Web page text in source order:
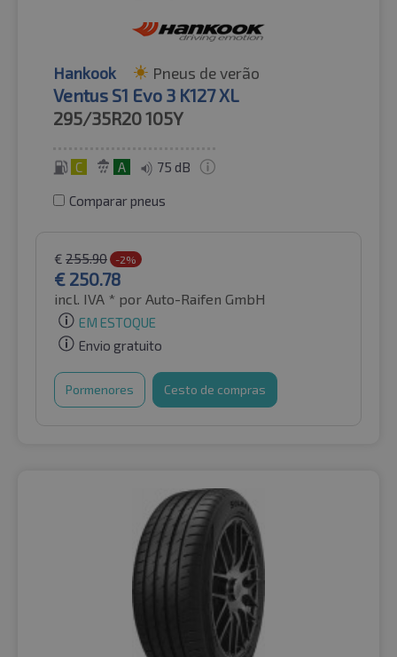
Hankook Pneus de verão
Ventus S1 Evo 3 K127 XL
295/35R20105Y
C A 75 dB
Comparar pneus
€ 255.90 -2%
€ 250.78
incl. IVA * por Auto-Raifen GmbH
EM ESTOQUE
Envio gratuito
Pormenores Cesto de compras